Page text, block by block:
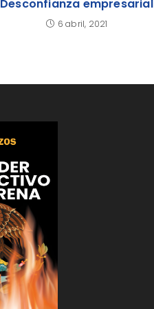
Desconfianza empresarial
6 abril, 2021